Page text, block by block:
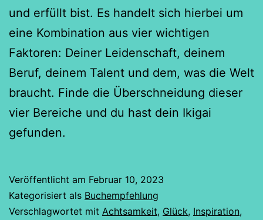
und erfüllt bist. Es handelt sich hierbei um
eine Kombination aus vier wichtigen
Faktoren: Deiner Leidenschaft, deinem
Beruf, deinem Talent und dem, was die Welt
braucht. Finde die Überschneidung dieser
vier Bereiche und du hast dein Ikigai
gefunden.
Veröffentlicht am Februar 10, 2023
Kategorisiert als Buchempfehlung
Verschlagwortet mit Achtsamkeit, Glück, Inspiration,